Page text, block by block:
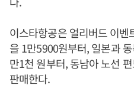
이스타항공은 얼리버드 이
을 1만5900원부터, 일본과
만1천 원부터, 동남아 노선
판매한다.